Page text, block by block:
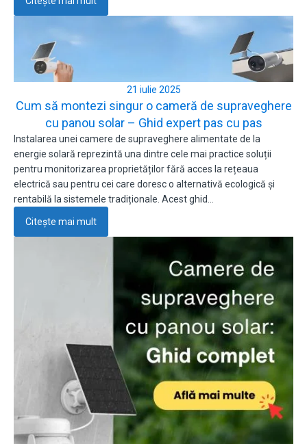
21 iulie 2025
Cum să montezi singur o cameră de supraveghere
cu panou solar – Ghid expert pas cu pas
Instalarea unei camere de supraveghere alimentate de la
energie solară reprezintă una dintre cele mai practice soluții
pentru monitorizarea proprietăților fără acces la rețeaua
electrică sau pentru cei care doresc o alternativă ecologică și
rentabilă la sistemele tradiționale. Acest ghid…
Citește mai mult